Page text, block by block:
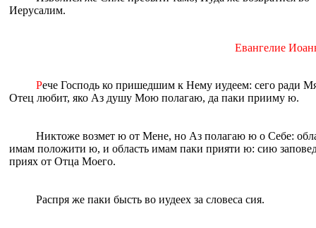
Иерусалим.
Евангелие
Рече Господь ко пришедшим к Нему иудеем: сего ради
Отец любит, яко Аз душу Мою полагаю, да паки прииму ю.
Никтоже возмет ю от Мене, но Аз полагаю ю о Себе:
имам положити ю, и область имам паки прияти ю: сию
приях от Отца Моего.
Распря же паки бысть во иудеех за словеса сия.